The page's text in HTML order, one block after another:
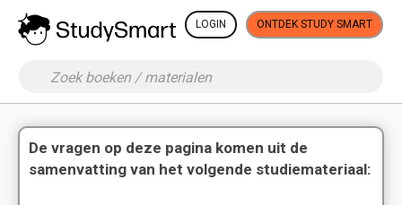
LOGIN ONTDEK STUDY SMART
De vragen op deze pagina komen uit de
samenvatting van het volgende studiemateriaal: